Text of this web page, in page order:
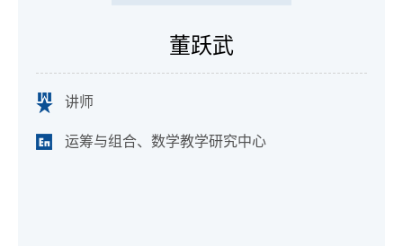
董跃武
讲师
运筹与组合、数学教学研究中心